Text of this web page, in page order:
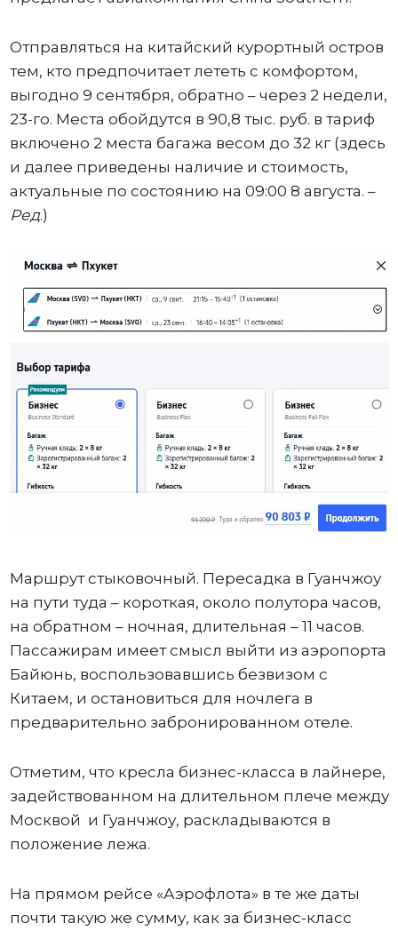
Отправляться на китайский курортный остров
тем, кто предпочитает лететь с комфортом,
выгодно 9 сентября, обратно – через 2 недели,
23-го. Места обойдутся в 90,8 тыс. руб. в тариф
включено 2 места багажа весом до 32 кг (здесь
и далее приведены наличие и стоимость,
актуальные по состоянию на 09:00 8 августа. –
Ред.)
Маршрут стыковочный. Пересадка в Гуанчжоу
на пути туда – короткая, около полутора часов,
на обратном – ночная, длительная – 11 часов.
Пассажирам имеет смысл выйти из аэропорта
Байюнь, воспользовавшись безвизом с
Китаем, и остановиться для ночлега в
предварительно забронированном отеле.
Отметим, что кресла бизнес-класса в лайнере,
задействованном на длительном плече между
Москвой и Гуанчжоу, раскладываются в
положение лежа.
На прямом рейсе «Аэрофлота» в те же даты
почти такую же сумму, как за бизнес-класс